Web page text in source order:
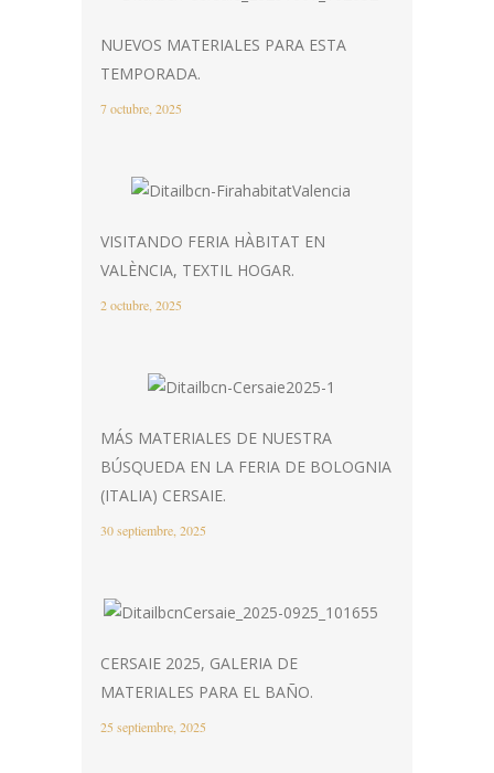
NUEVOS MATERIALES PARA ESTA
TEMPORADA.
7 octubre, 2025
VISITANDO FERIA HÀBITAT EN
VALÈNCIA, TEXTIL HOGAR.
2 octubre, 2025
MÁS MATERIALES DE NUESTRA
BÚSQUEDA EN LA FERIA DE BOLOGNIA
(ITALIA) CERSAIE.
30 septiembre, 2025
CERSAIE 2025, GALERIA DE
MATERIALES PARA EL BAÑO.
25 septiembre, 2025